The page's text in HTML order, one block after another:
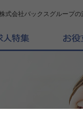
式会社バックスグループ